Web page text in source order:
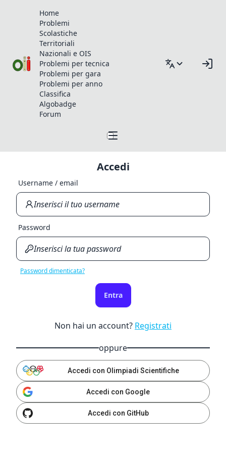
Home
Problemi
Scolastiche
Territoriali
Nazionali e OIS
Problemi per tecnica
Problemi per gara
Problemi per anno
Classifica
Algobadge
Forum
Accedi
Username / email
Password
Password dimenticata?
Entra
Non hai un account? Registrati
oppure
Accedi con Olimpiadi Scientifiche
Accedi con Google
Accedi con GitHub